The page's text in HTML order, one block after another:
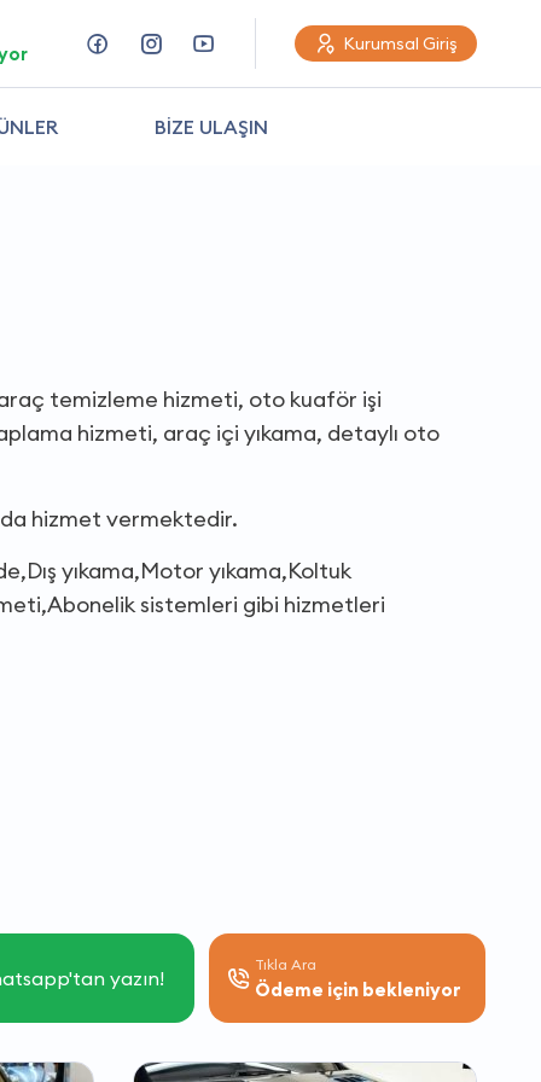
Kurumsal Giriş
BİZE ULAŞIN
temizleme hizmeti, oto kuaför işi
hizmeti, araç içi yıkama, detaylı oto
hizmet vermektedir.
yıkama,Motor yıkama,Koltuk
sistemleri gibi hizmetleri
yazın!
Tıkla Ara
Ödeme için bekleniyor